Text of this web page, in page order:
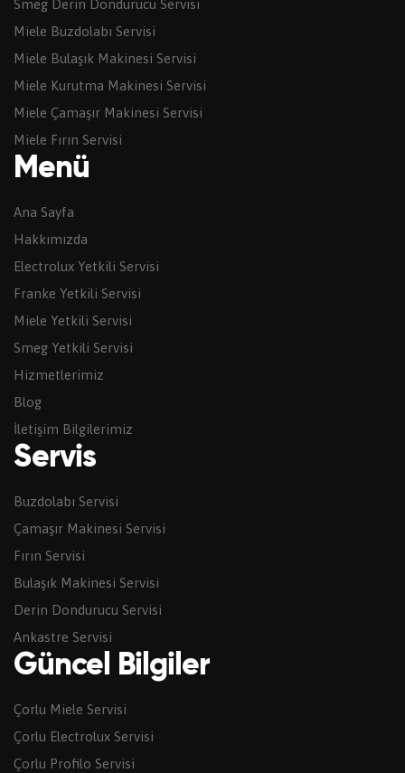
Smeg Derin Dondurucu Servisi
Miele Buzdolabı Servisi
Miele Bulaşık Makinesi Servisi
Miele Kurutma Makinesi Servisi
Miele Çamaşır Makinesi Servisi
Miele Fırın Servisi
Menü
Ana Sayfa
Hakkımızda
Electrolux Yetkili Servisi
Franke Yetkili Servisi
Miele Yetkili Servisi
Smeg Yetkili Servisi
Hizmetlerimiz
Blog
İletişim Bilgilerimiz
Servis
Buzdolabı Servisi
Çamaşır Makinesi Servisi
Fırın Servisi
Bulaşık Makinesi Servisi
Derin Dondurucu Servisi
Ankastre Servisi
Güncel Bilgiler
Çorlu Miele Servisi
Çorlu Electrolux Servisi
Çorlu Profilo Servisi